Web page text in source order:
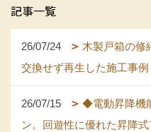
記事一覧
26/07/24
木製戸箱の修
交換せず再生した施工事例
26/07/15
◆電動昇降機
ン。回遊性に優れた昇降